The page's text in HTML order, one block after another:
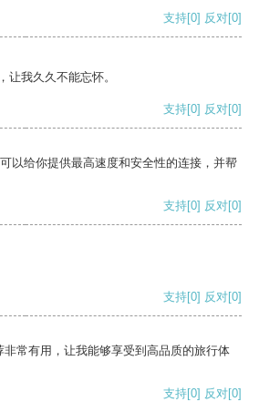
支持[0] 反对[0]
让我久久不能忘怀。
支持[0] 反对[0]
以给你提供最高速度和安全性的连接，并帮
支持[0] 反对[0]
支持[0] 反对[0]
常有用，让我能够享受到高品质的旅行体
支持[0] 反对[0]